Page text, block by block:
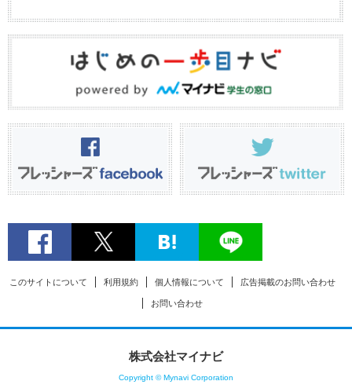
このサイトについて 利用規約 個人情報について 広告掲載のお問い合わせ
お問い合わせ
株式会社マイナビ
Copyright © Mynavi Corporation